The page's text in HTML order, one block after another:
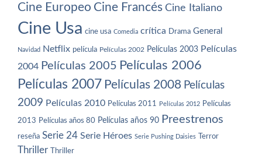
Cine Europeo Cine Francés Cine Italiano
Cine Usa cine usa Comedia crítica Drama General
Navidad Netflix película Películas 2002 Películas 2003 Películas
2004 Películas 2005 Películas 2006
Películas 2007 Películas 2008 Películas
2009 Películas 2010 Películas 2011 Películas 2012 Películas
2013 Películas años 80 Películas años 90 Preestrenos
reseña Serie 24 Serie Héroes Serie Pushing Daisies Terror
Thriller Thriller